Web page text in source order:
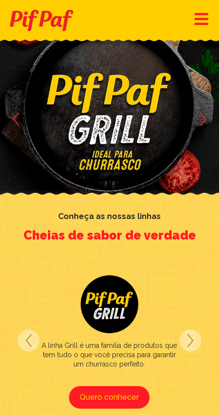
Conheça as nossas linhas
Cheias de sabor de verdade
que
A linha Grill é uma família de produtos que
tem tudo o que você precisa para garantir
um churrasco perfeito.
Quero conhecer
Pif